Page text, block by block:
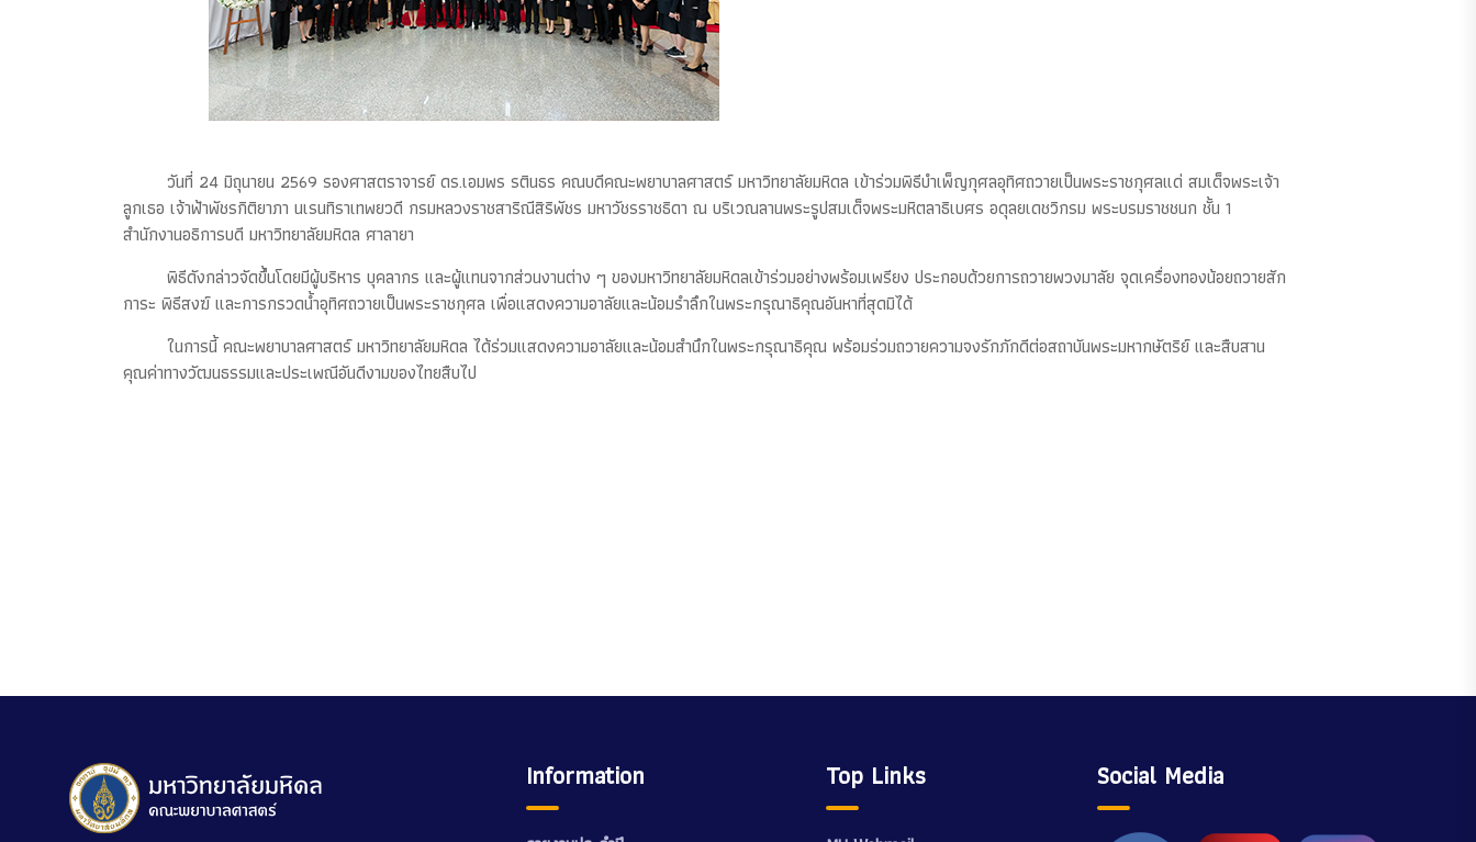
วันที่ 24 มิถุนายน 2569 รองศาสตราจารย์ ดร.เอมพร รตินธร คณบดีคณะพยาบาลศาสตร์ มหาวิทยาลัยมหิดล เข้าร่วมพิธีบำเพ็ญกุศลอุทิศถวายเป็นพระราชกุศลแด่ สมเด็จพระเจ้า
ลูกเธอ เจ้าฟ้าพัชรกิติยาภา นเรนทิราเทพยวดี กรมหลวงราชสาริณีสิริพัชร มหาวัชรราชธิดา ณ บริเวณลานพระรูปสมเด็จพระมหิตลาธิเบศร อดุลยเดชวิกรม พระบรมราชชนก ชั้น 1
สำนักงานอธิการบดี มหาวิทยาลัยมหิดล ศาลายา
พิธีดังกล่าวจัดขึ้นโดยมีผู้บริหาร บุคลากร และผู้แทนจากส่วนงานต่าง ๆ ของมหาวิทยาลัยมหิดลเข้าร่วมอย่างพร้อมเพรียง ประกอบด้วยการถวายพวงมาลัย จุดเครื่องทองน้อยถวายสัก
การะ พิธีสงฆ์ และการกรวดน้ำอุทิศถวายเป็นพระราชกุศล เพื่อแสดงความอาลัยและน้อมรำลึกในพระกรุณาธิคุณอันหาที่สุดมิได้
ในการนี้ คณะพยาบาลศาสตร์ มหาวิทยาลัยมหิดล ได้ร่วมแสดงความอาลัยและน้อมสำนึกในพระกรุณาธิคุณ พร้อมร่วมถวายความจงรักภักดีต่อสถาบันพระมหากษัตริย์ และสืบสาน
คุณค่าทางวัฒนธรรมและประเพณีอันดีงามของไทยสืบไป
Information Top Links Social Media